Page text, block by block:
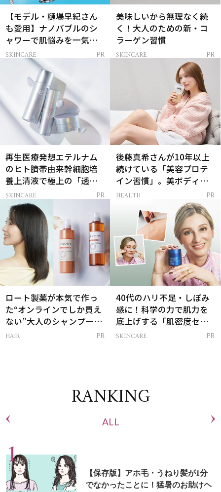
【モデル・樋場早紀さん
も愛用】ナノバブルのシ
ャワーで肌悩みを一気に
解決
SKINCARE PR
美味しいから無理なく続
く！大人のための新・コ
ラーゲン習慣
SKINCARE PR
再生医療発想エテルナム
のヒト臍帯由来幹細胞培
養上清液で極上の「透明
感ハリ肌」へ
SKINCARE PR
後藤真希さんが10年以上
続けている「美容プロテ
イン習慣」。美ボディを
支える朝ルーティンと
HEALTH PR
ロート製薬が本気で作っ
た“オンラインでしか買え
ない”大人のシャンプー＆
トリートメントって？
HAIR PR
40代のハリ不足・しぼみ
感に！科学の力で肌力を
底上げする「肌密度セラ
ム」
SKINCARE PR
RANKING
ALL
【保存版】アホ毛・うねり髪が1分
でなかったことに！猛暑のお助けヘ